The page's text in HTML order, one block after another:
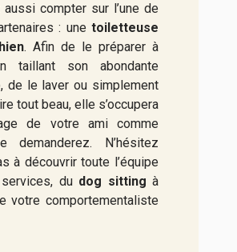
aussi compter sur l’une de
: unetoiletteuse
. Afin de le préparer à
taillant son abondante
de le laver ou simplement
tout beau, elle s’occupera
de votre ami comme
demanderez. N’hésitez
à découvrir toute l’équipe
du dog sitting à
votre comportementaliste